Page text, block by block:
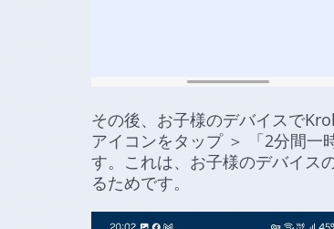
その後、お子様のデバイスで
アイコンをタップ ＞ 「2分間一
す。これは、お子様のデバイス
るためです。